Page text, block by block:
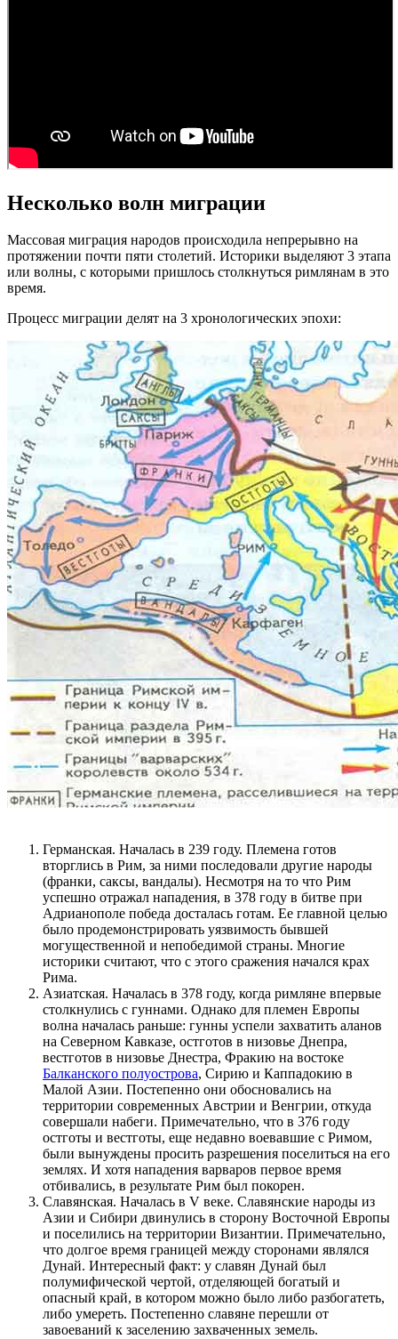
Несколько волн миграции
Массовая миграция народов происходила непрерывно на
протяжении почти пяти столетий. Историки выделяют 3 этапа
или волны, с которыми пришлось столкнуться римлянам в это
время.
Процесс миграции делят на 3 хронологических эпохи:
Германская. Началась в 239 году. Племена готов
вторглись в Рим, за ними последовали другие народы
(франки, саксы, вандалы). Несмотря на то что Рим
успешно отражал нападения, в 378 году в битве при
Адрианополе победа досталась готам. Ее главной целью
было продемонстрировать уязвимость бывшей
могущественной и непобедимой страны. Многие
историки считают, что с этого сражения начался крах
Рима.
Азиатская. Началась в 378 году, когда римляне впервые
столкнулись с гуннами. Однако для племен Европы
волна началась раньше: гунны успели захватить аланов
на Северном Кавказе, остготов в низовье Днепра,
вестготов в низовье Днестра, Фракию на востоке
Балканского полуострова, Сирию и Каппадокию в
Малой Азии. Постепенно они обосновались на
территории современных Австрии и Венгрии, откуда
совершали набеги. Примечательно, что в 376 году
остготы и вестготы, еще недавно воевавшие с Римом,
были вынуждены просить разрешения поселиться на его
землях. И хотя нападения варваров первое время
отбивались, в результате Рим был покорен.
Cлавянская. Началась в V веке. Славянские народы из
Азии и Сибири двинулись в сторону Восточной Европы
и поселились на территории Византии. Примечательно,
что долгое время границей между сторонами являлся
Дунай. Интересный факт: у славян Дунай был
полумифической чертой, отделяющей богатый и
опасный край, в котором можно было либо разбогатеть,
либо умереть. Постепенно славяне перешли от
завоеваний к заселению захваченных земель.